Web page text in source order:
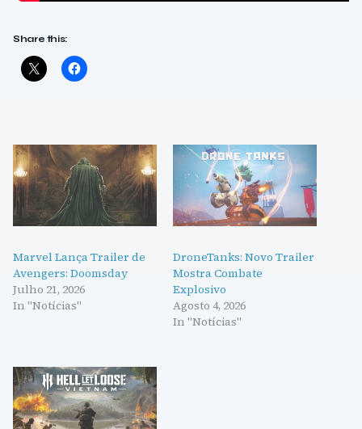
Share this:
Marvel Lança Trailer de
Avengers: Doomsday
Julho 21, 2026
In "Notícias"
DroneTanks: Novo Trailer
Mostra Combate
Explosivo
Agosto 4, 2026
In "Notícias"